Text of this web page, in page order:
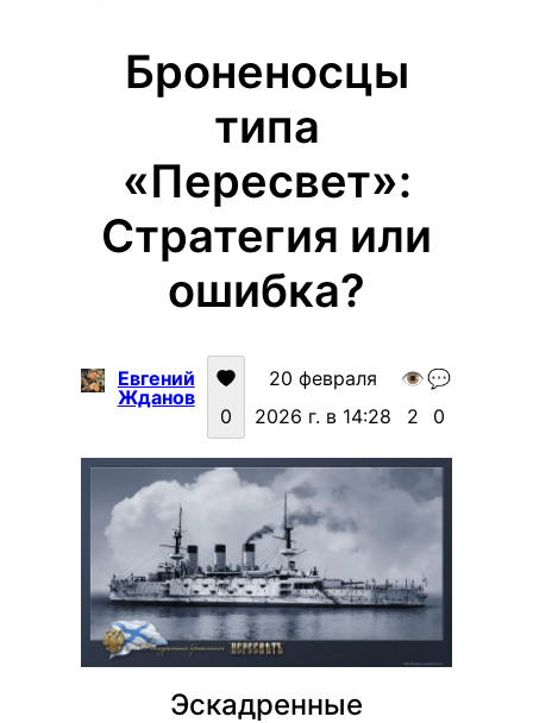
Броненосцы
типа
«Пересвет»:
Стратегия или
ошибка?
Евгений
Жданов
0
20 февраля
2026 г. в 14:28
👁️
2
💬
0
Эскадренные